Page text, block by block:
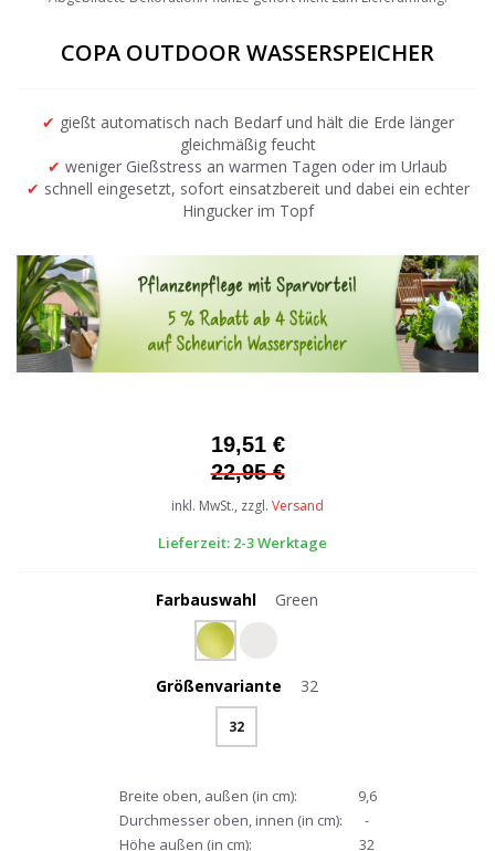
beginning
of
gallery
COPA OUTDOOR WASSERSPEICHER
✔ gießt automatisch nach Bedarf und hält die Erde länger
gleichmäßig feucht
✔ weniger Gießstress an warmen Tagen oder im Urlaub
✔ schnell eingesetzt, sofort einsatzbereit und dabei ein echter
Hingucker im Topf
19,51 €
22,95 €
inkl. MwSt., zzgl. Versand
Lieferzeit: 2-3 Werktage
Farbauswahl Green
Größenvariante 32
32
Breite oben, außen (in cm):
9,6
Durchmesser oben, innen (in cm):
-
Höhe außen (in cm):
32